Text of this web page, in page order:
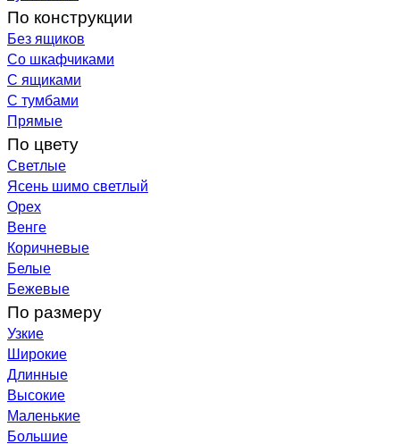
По конструкции
Без ящиков
Со шкафчиками
С ящиками
С тумбами
Прямые
По цвету
Светлые
Ясень шимо светлый
Орех
Венге
Коричневые
Белые
Бежевые
По размеру
Узкие
Широкие
Длинные
Высокие
Маленькие
Большие